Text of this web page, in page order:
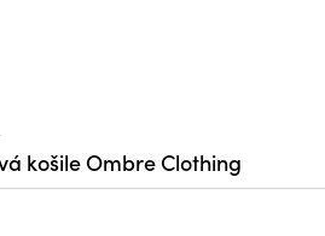
košile Ombre Clothing